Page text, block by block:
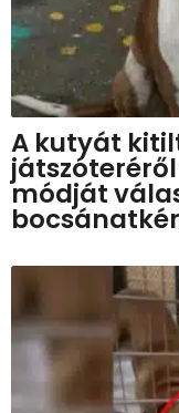
A kutyát
módját